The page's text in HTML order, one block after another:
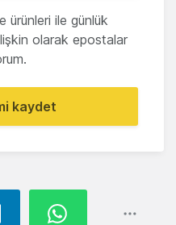
ürünleri ile günlük
olarak epostalar
kaydet